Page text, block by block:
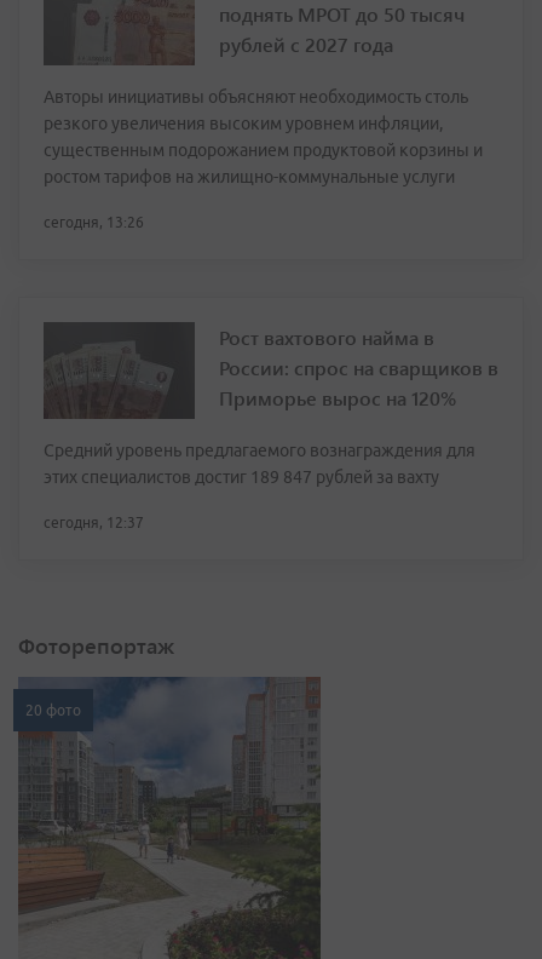
поднять МРОТ до 50 тысяч
рублей с 2027 года
Авторы инициативы объясняют необходимость столь
резкого увеличения высоким уровнем инфляции,
существенным подорожанием продуктовой корзины и
ростом тарифов на жилищно-коммунальные услуги
сегодня, 13:26
Рост вахтового найма в
России: спрос на сварщиков в
Приморье вырос на 120%
Средний уровень предлагаемого вознаграждения для
этих специалистов достиг 189 847 рублей за вахту
сегодня, 12:37
Фоторепортаж
20 фото